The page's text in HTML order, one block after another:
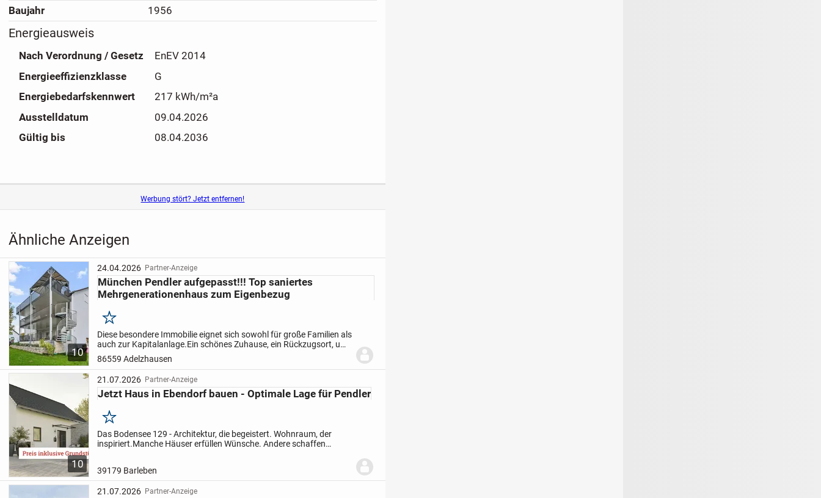
Baujahr 1956
Energieausweis
Nach Verordnung / Gesetz
EnEV 2014
Energieeffizienzklasse
G
Energiebedarfskennwert
217 kWh/m²a
Ausstelldatum
09.04.2026
Gültig bis
08.04.2036
Werbung stört? Jetzt entfernen!
Ähnliche Anzeigen
10
24.04.2026 Partner-Anzeige
München Pendler aufgepasst!!! Top saniertes
Mehrgenerationenhaus zum Eigenbezug
Merken
Diese besondere Immobilie eignet sich sowohl für große Familien als
auch zur Kapitalanlage.Ein schönes Zuhause, ein Rückzugsort, um
durchzuatmen, ein Eigenheim mit Abstand zur Außenwelt und...
86559 Adelzhausen
10
21.07.2026 Partner-Anzeige
Jetzt Haus in Ebendorf bauen - Optimale Lage für Pendler
Merken
Das Bodensee 129 - Architektur, die begeistert. Wohnraum, der
inspiriert.Manche Häuser erfüllen Wünsche. Andere schaffen
39179 Barleben
21.07.2026 Partner-Anzeige